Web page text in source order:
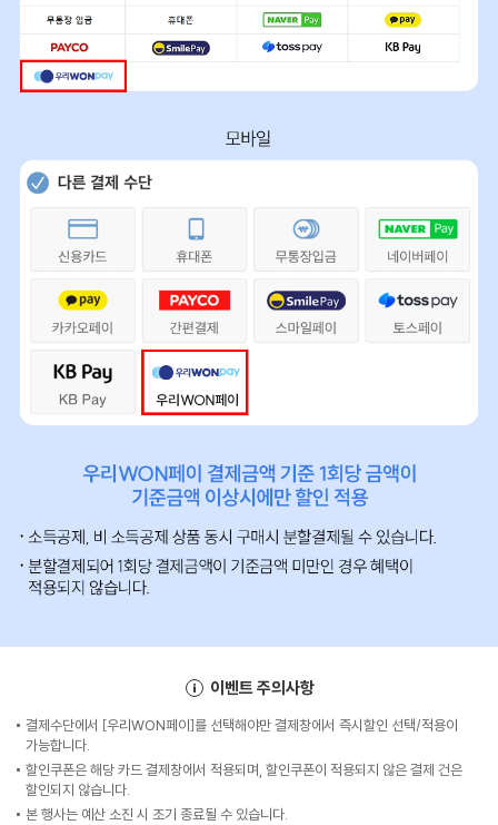
이벤트 주의사항
결제수단에서 [우리WON페이]를 선택해야만 결제창에서 즉시할인 선택/적용이
가능합니다.
할인쿠폰은 해당 카드 결제창에서 적용되며, 할인쿠폰이 적용되지 않은 결제 건은
할인되지 않습니다.
본 행사는 예산 소진 시 조기 종료될 수 있습니다.